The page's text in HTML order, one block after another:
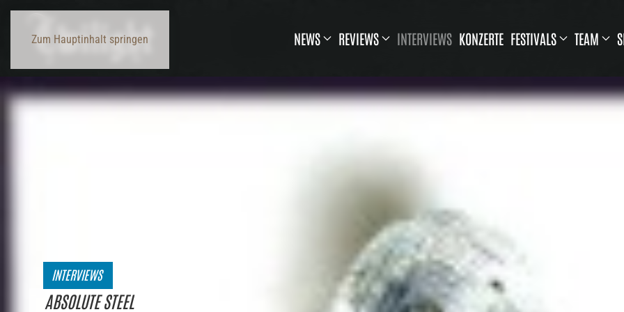
Zum Hauptinhalt springen NEWS REVIEWS INTERVIEWS KONZERTE FESTIVALS TEAM
INTERVIEWS
ABSOLUTE STEEL